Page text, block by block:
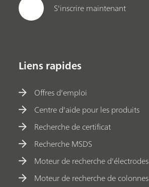
S'inscrire maintenant
Liens rapides
Offres d'emploi
Centre d'aide pour les produits
Recherche de certificat
Recherche MSDS
Moteur de recherche d'électrodes
Moteur de recherche de colonnes